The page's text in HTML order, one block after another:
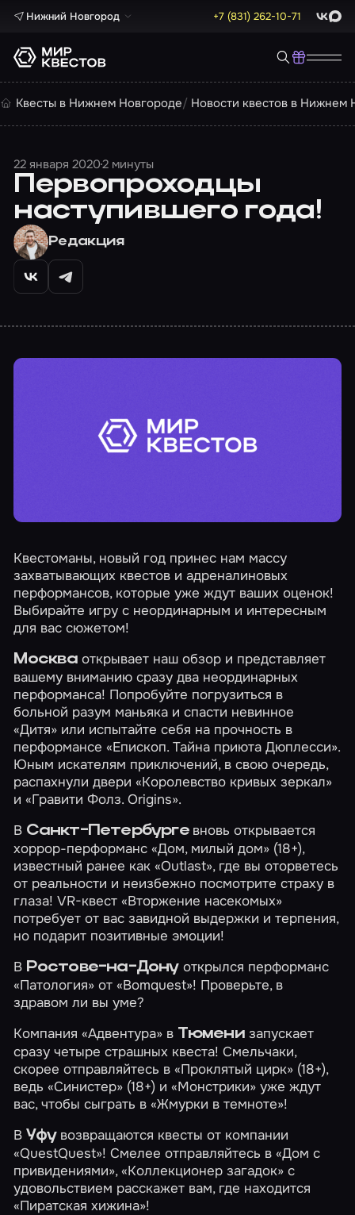
Нижний Новгород +7 (831) 262-10-71 Max
Квесты в Нижнем Новгороде Новости квестов в Нижнем
22 января 20202 минуты
Первопроходцы
наступившего года!
Редакция
Квестоманы, новый год принес нам массу
захватывающих квестов и адреналиновых
перформансов, которые уже ждут ваших оценок!
Выбирайте игру с неординарным и интересным
для вас сюжетом!
Москваоткрывает наш обзор и представляет
вашему вниманию сразу два неординарных
перформанса! Попробуйте погрузиться в
больной разум маньяка и спасти невинное
«Дитя» или испытайте себя на прочность в
перформансе«Епископ. Тайна приюта Дюплесси».
Юным искателям приключений, в свою очередь,
распахнули двери«Королевство кривых зеркал»
и«Гравити Фолз. Origins».
В Санкт-Петербурге вновь открывается
хоррор-перформанс«Дом, милый дом» (18+),
известный ранее как «Outlast», где вы оторветесь
от реальности и неизбежно посмотрите страху в
глаза! VR-квест«Вторжение насекомых»
потребует от вас завидной выдержки и терпения,
но подарит позитивные эмоции!
В Ростове-на-Донуоткрылся перформанс
«Патология» от «Bomquest»! Проверьте, в
здравом ли вы уме?
Компания «Адвентура» в Тюменизапускает
сразу четыре страшных квеста! Смельчаки,
скорее отправляйтесь в«Проклятый цирк» (18+),
ведь«Синистер» (18+) и«Монстрики» уже ждут
вас, чтобы сыграть в«Жмурки в темноте»!
ВУфувозвращаются квесты от компании
«QuestQuest»! Смелее отправляйтесь в«Дом с
привидениями»,«Коллекционер загадок» с
удовольствием расскажет вам, где находится
«Пиратская хижина»!